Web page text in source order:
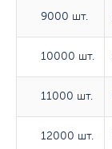
9000 шт.
10000 шт.
11000 шт.
12000 шт.
9000 шт.
10000 шт.
11000 шт.
12000 шт.